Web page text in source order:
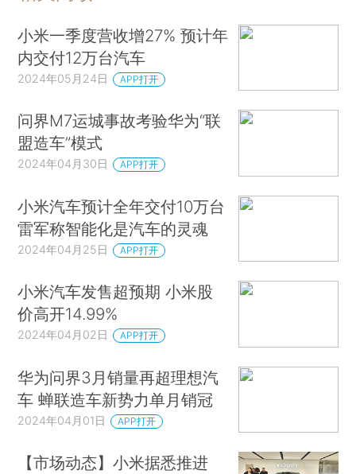
小米一季度营收增27% 预计年
内交付12万台汽车
2024年05月24日 APP打开
问界M7运城事故考验华为“联
盟造车”模式
2024年04月30日 APP打开
小米汽车预计全年交付10万台
雷军称智能化是汽车的灵魂
2024年04月25日 APP打开
小米汽车发售超预期 小米股
价高开14.99%
2024年04月02日 APP打开
华为问界3月销量再超理想汽
车 蝉联造车新势力单月销冠
2024年04月01日 APP打开
【市场动态】小米据悉推进